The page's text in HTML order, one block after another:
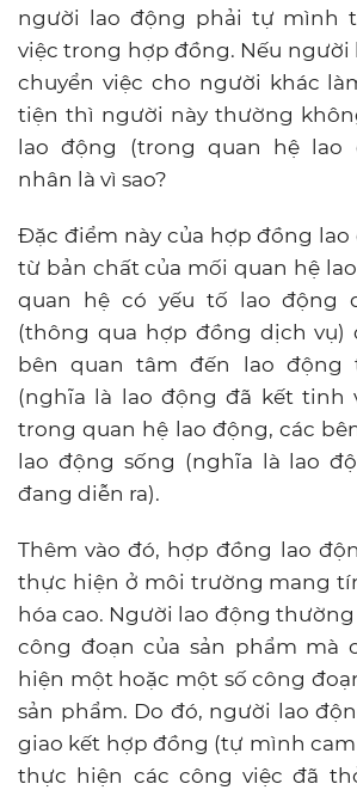
người lao động phải tự mình
việc trong hợp đồng. Nếu người
chuyển việc cho người khác
tiện thì người này thường
lao động (trong quan hệ lao
nhân là vì sao?
Đặc điểm này của hợp đồng
từ bản chất của mối quan hệ
quan hệ có yếu tố lao động
(thông qua hợp đồng dịch vụ)
bên quan tâm đến lao động
(nghĩa là lao động đã kết tinh
trong quan hệ lao động, các
lao động sống (nghĩa là lao
đang diễn ra).
Thêm vào đó, hợp đồng lao
thực hiện ở môi trường mang
hóa cao. Người lao động
công đoạn của sản phẩm mà
hiện một hoặc một số công
sản phẩm. Do đó, người lao
giao kết hợp đồng (tự mình
thực hiện các công việc đã